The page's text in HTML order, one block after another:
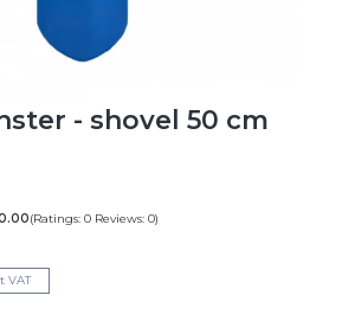
- shovel 50 cm
(Ratings: 0 Reviews: 0)
VAT